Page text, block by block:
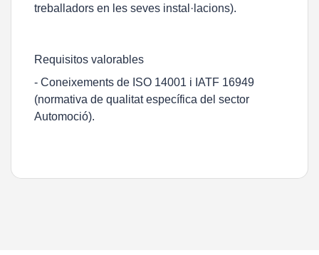
treballadors en les seves instal·lacions).
Requisitos valorables
- Coneixements de ISO 14001 i IATF 16949
(normativa de qualitat específica del sector
Automoció).